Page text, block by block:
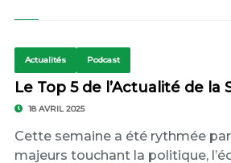
Actualités Podcast
Le Top 5 de l’Actualité de la
18 AVRIL 2025
Cette semaine a été rythmée
majeurs touchant la politique,